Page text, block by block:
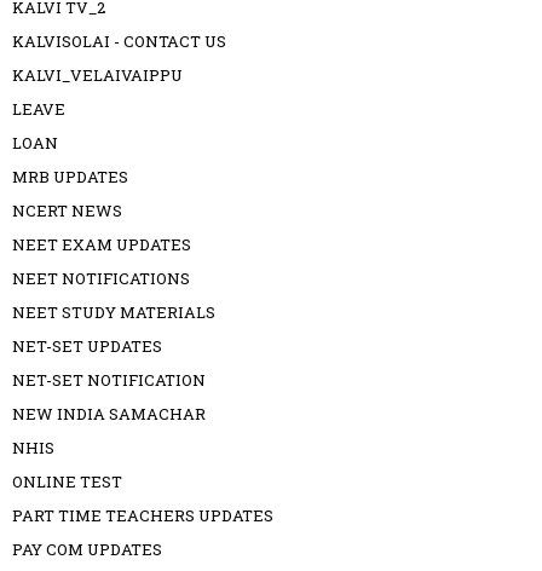
KALVI TV_2
KALVISOLAI - CONTACT US
KALVI_VELAIVAIPPU
LEAVE
LOAN
MRB UPDATES
NCERT NEWS
NEET EXAM UPDATES
NEET NOTIFICATIONS
NEET STUDY MATERIALS
NET-SET UPDATES
NET-SET NOTIFICATION
NEW INDIA SAMACHAR
NHIS
ONLINE TEST
PART TIME TEACHERS UPDATES
PAY COM UPDATES